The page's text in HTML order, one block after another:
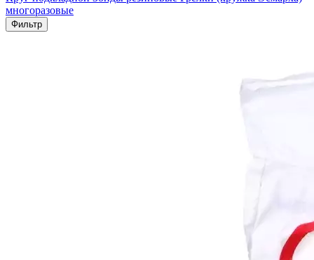
многоразовые
Фильтр